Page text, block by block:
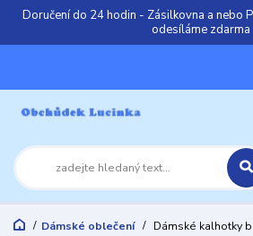
Doručení do 24 hodin - Zásilkovna a nebo
odesíláme zdarma
Dámské oblečení
Dámské kalhotky